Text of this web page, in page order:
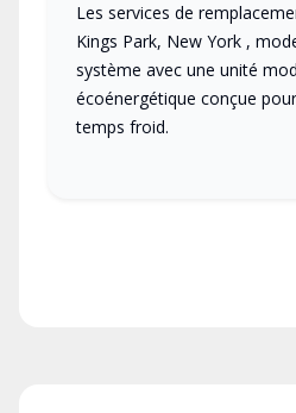
Les services de
Kings Park, New York ,
système avec une unité
écoénergétique conçue
temps froid.